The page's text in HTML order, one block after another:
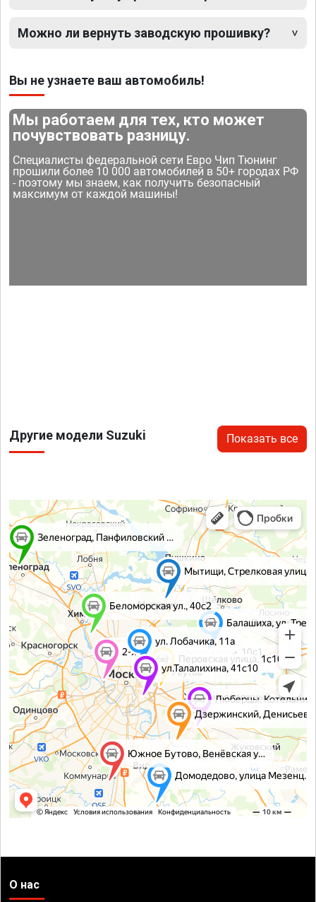
Можно ли вернуть заводскую прошивку?
Вы не узнаете ваш автомобиль!
Мы работаем для тех, кто может
почувствовать разницу.
Специалисты федеральной сети Евро Чип Тюнинг
прошили более 10 000 автомобилей в 50+ городах РФ
- поэтому мы знаем, как получить безопасный
максимум от каждой машины!
Другие модели Suzuki Показать все
О нас